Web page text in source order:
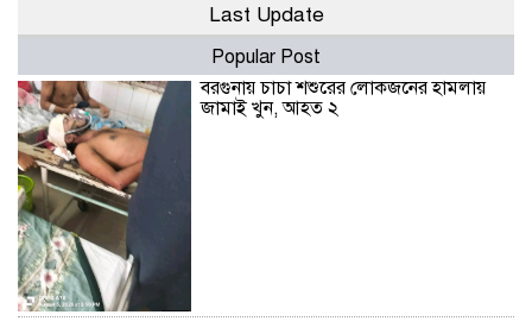
Last Update
Popular Post
বরগুনায় চাচা শশুরের লোকজনের হামলায়
জামাই খুন, আহত ২